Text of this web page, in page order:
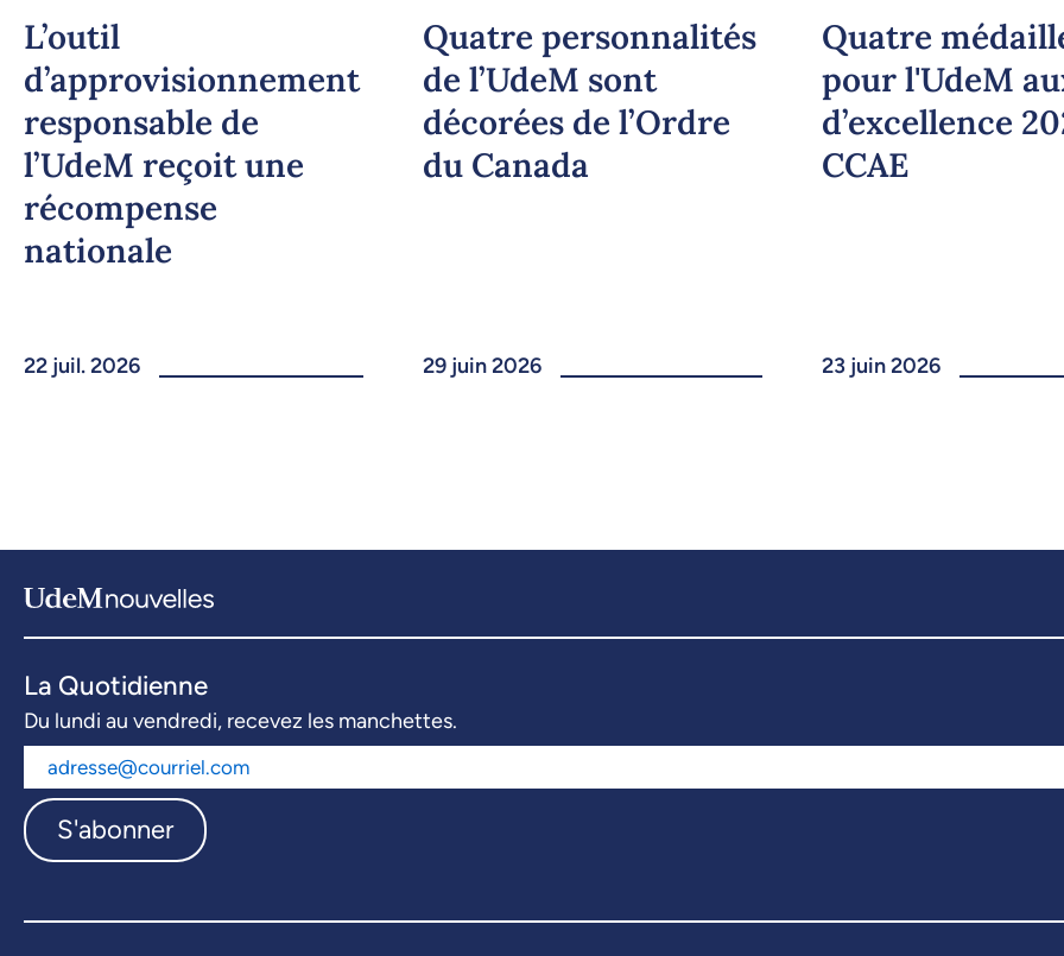
L’outil
d’approvisionnement
responsable de
l’UdeM reçoit une
récompense
nationale
22 juil. 2026
Quatre personnalités
de l’UdeM sont
décorées de l’Ordre
du Canada
29 juin 2026
Quatre
pour l'UdeM
d’excellence
CCAE
23 juin 2026
La Quotidienne
Du lundi au vendredi, recevez les manchettes.
S'abonner